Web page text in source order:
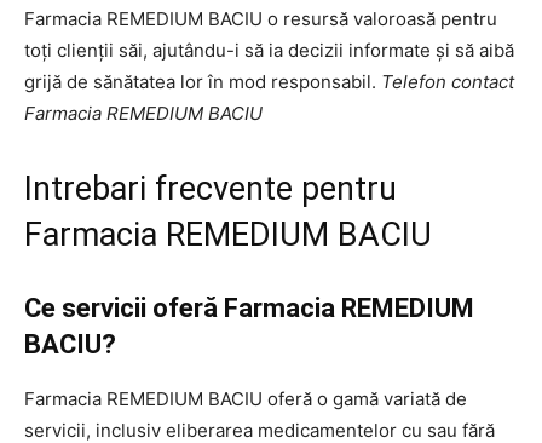
Farmacia REMEDIUM BACIU o resursă valoroasă pentru
toți clienții săi, ajutându-i să ia decizii informate și să aibă
grijă de sănătatea lor în mod responsabil. Telefon contact
Farmacia REMEDIUM BACIU
Intrebari frecvente pentru
Farmacia REMEDIUM BACIU
Ce servicii oferă Farmacia REMEDIUM
BACIU?
Farmacia REMEDIUM BACIU oferă o gamă variată de
servicii, inclusiv eliberarea medicamentelor cu sau fără